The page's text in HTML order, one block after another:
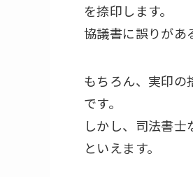
を捺印します。
協議書に誤りがあ
もちろん、実印の
です。
しかし、司法書
といえます。